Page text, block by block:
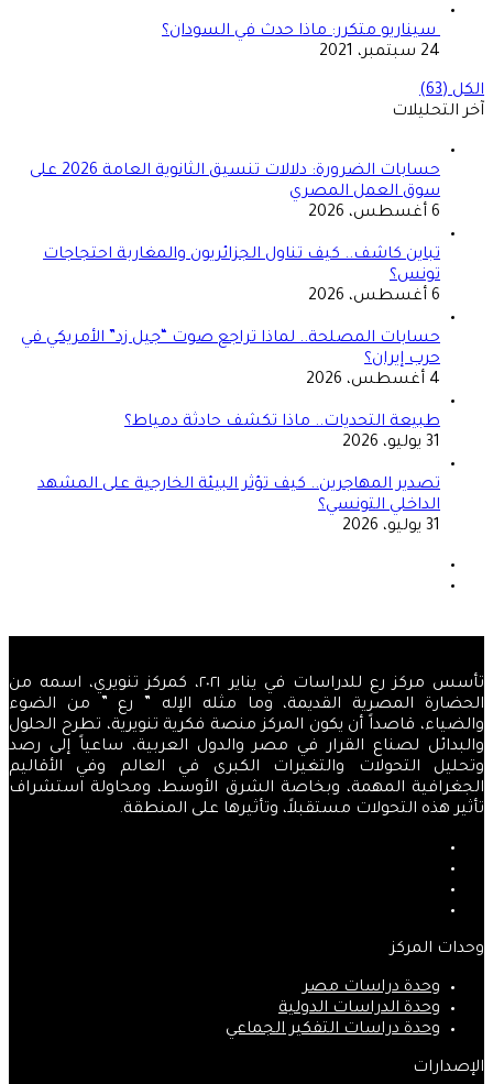
سيناريو متكرر: ماذا حدث في السودان؟
24 سبتمبر، 2021
الكل (63)
آخر التحليلات
حسابات الضرورة: دلالات تنسيق الثانوية العامة 2026 على
سوق العمل المصري
6 أغسطس، 2026
تباين كاشف.. كيف تناول الجزائريون والمغاربة احتجاجات
تونس؟
6 أغسطس، 2026
حسابات المصلحة.. لماذا تراجع صوت “جيل زد” الأمريكي في
حرب إيران؟
4 أغسطس، 2026
طبيعة التحديات.. ماذا تكشف حادثة دمياط؟
31 يوليو، 2026
تصدير المهاجرين.. كيف تؤثر البيئة الخارجية على المشهد
الداخلي التونسي؟
31 يوليو، 2026
تأسس مركز رع للدراسات في يناير ٢٠٢١، كمركز تنويري، اسمه من
الحضارة المصرية القديمة، وما مثله الإله ” رع ” من الضوء
والضياء، قاصداً أن يكون المركز منصة فكرية تنويرية، تطرح الحلول
والبدائل لصناع القرار في مصر والدول العربية، ساعياً إلى رصد
وتحليل التحولات والتغيرات الكبرى في العالم وفي الأقاليم
الجغرافية المهمة، وبخاصة الشرق الأوسط، ومحاولة استشراف
تأثير هذه التحولات مستقبلاً، وتأثيرها على المنطقة.
وحدات المركز
وحدة دراسات مصر
وحدة الدراسات الدولية
وحدة دراسات التفكير الجماعي
الإصدارات